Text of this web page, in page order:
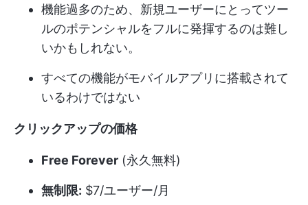
機能過多のため、新規ユーザーにとってツー
ルのポテンシャルをフルに発揮するのは難し
いかもしれない。
すべての機能がモバイルアプリに搭載されて
いるわけではない
クリックアップの価格
Free Forever (永久無料)
無制限: $7/ユーザー/月